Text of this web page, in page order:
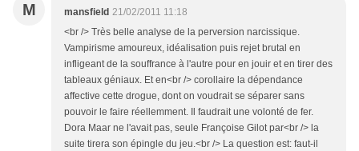
M mansfield 21/02/2011 11:18
<br /> Très belle analyse de la perversion narcissique.
Vampirisme amoureux, idéalisation puis rejet brutal en
infligeant de la souffrance à l'autre pour en jouir et en tirer des
tableaux géniaux. Et en<br /> corollaire la dépendance
affective cette drogue, dont on voudrait se séparer sans
pouvoir le faire réellemment. Il faudrait une volonté de fer.
Dora Maar ne l'avait pas, seule Françoise Gilot par<br /> la
suite tirera son épingle du jeu.<br /> La question est: faut-il